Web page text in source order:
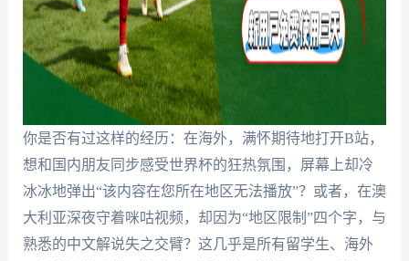
你是否有过这样的经历：在海外，满怀期待地打开B站，
想和国内朋友同步感受世界杯的狂热氛围，屏幕上却冷
冰冰地弹出“该内容在您所在地区无法播放”？或者，在澳
大利亚深夜守着咪咕视频，却因为“地区限制”四个字，与
熟悉的中文解说失之交臂？这几乎是所有留学生、海外